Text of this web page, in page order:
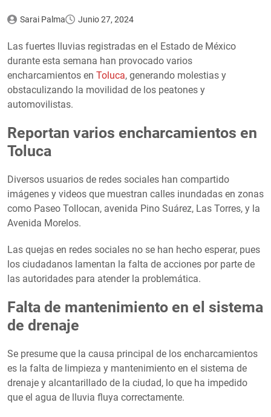
Sarai Palma Junio 27, 2024
Las fuertes lluvias registradas en el Estado de México
durante esta semana han provocado varios
encharcamientos en Toluca, generando molestias y
obstaculizando la movilidad de los peatones y
automovilistas.
Reportan varios encharcamientos en
Toluca
Diversos usuarios de redes sociales han compartido
imágenes y videos que muestran calles inundadas en zonas
como Paseo Tollocan, avenida Pino Suárez, Las Torres, y la
Avenida Morelos.
Las quejas en redes sociales no se han hecho esperar, pues
los ciudadanos lamentan la falta de acciones por parte de
las autoridades para atender la problemática.
Falta de mantenimiento en el sistema
de drenaje
Se presume que la causa principal de los encharcamientos
es la falta de limpieza y mantenimiento en el sistema de
drenaje y alcantarillado de la ciudad, lo que ha impedido
que el agua de lluvia fluya correctamente.